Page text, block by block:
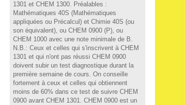
1301 et CHEM 1300. Préalables :
Mathématiques 40S (Mathématiques
appliquées ou Précalcul) et Chimie 40S (ou
son équivalent), ou CHEM 0900 (P), ou
CHEM 1000 avec une note minimale de B.
N.B.: Ceux et celles qui s'inscrivent à CHEM
1301 et qui n'ont pas réussi CHEM 0900
doivent subir un test diagnostique durant la
première semaine de cours. On conseille
fortement à ceux et celles qui obtiennent
moins de 60% dans ce test de suivre CHEM
0900 avant CHEM 1301. CHEM 0900 est un